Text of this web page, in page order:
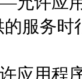
服务
用程